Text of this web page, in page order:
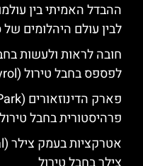
ההבדל האמיתי בין
לבין עולם היהלומים
חובה לראות ולעשות
לפספס בחבל טירול (Tyrol)
פרהיסטורית בחבל טירול